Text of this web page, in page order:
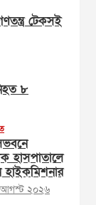
টেকসই
৮
হাসপাতালে
হাইকমিশনার
আগস্ট ২০২৬